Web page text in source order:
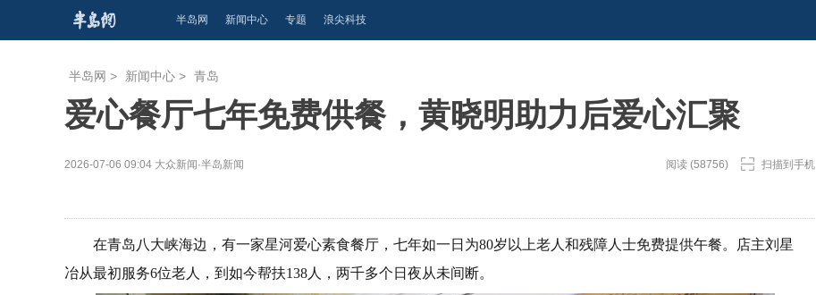
半岛网 新闻中心 专题 浪尖科技
半岛网 > 新闻中心 > 青岛
爱心餐厅七年免费供餐，黄晓明助力后爱心汇聚
2026-07-06 09:04 大众新闻·半岛新闻 阅读 (58756) 扫描到手机
在青岛八大峡海边，有一家星河爱心素食餐厅，七年如一日为80岁以上老人和残障人士免费提供午餐。店主刘星
冶从最初服务6位老人，到如今帮扶138人，两千多个日夜从未间断。